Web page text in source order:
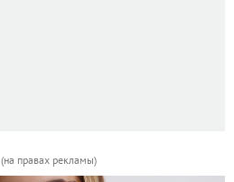
(на правах рекламы)